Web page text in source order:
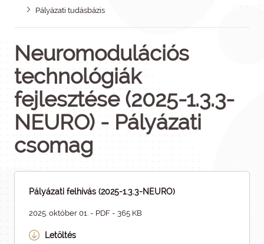
Pályázati tudásbázis
Neuromodulációs
technológiák
fejlesztése (2025-1.3.3-
NEURO) - Pályázati
csomag
Pályázati felhívás (2025-1.3.3-NEURO)
2025. október 01. - PDF - 365 KB
Letöltés